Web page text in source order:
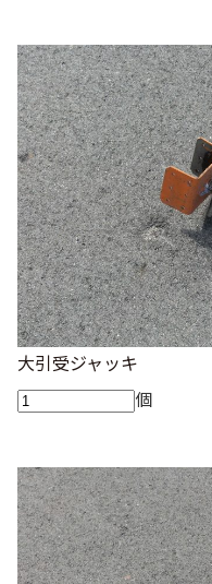
大引受ジャッキ
個